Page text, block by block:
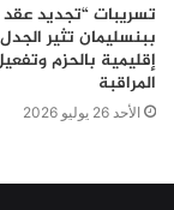
تسريبات “تجديد عقد
ببنسليمان تثير
إقليمية بالحزم
المراقبة
الأحد 26 يوليو 2026